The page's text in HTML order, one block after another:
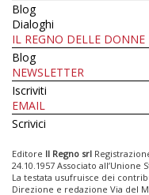
Blog
Dialoghi
IL REGNO DELLE DONNE
Blog
NEWSLETTER
Iscriviti
EMAIL
Scrivici
Editore Il Regno srl
24.10.1957 Associato all’Unione
La testata usufruisce dei
Direzione e redazione Via del